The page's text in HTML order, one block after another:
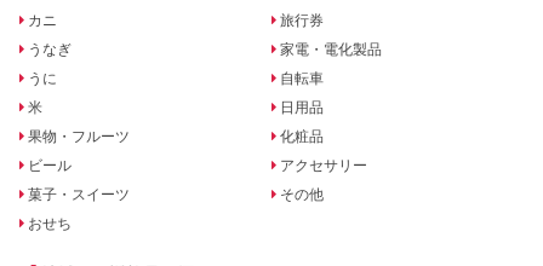
カニ
うなぎ
うに
米
果物・フルーツ
ビール
菓子・スイーツ
おせち
旅行券
家電・電化製品
自転車
日用品
化粧品
アクセサリー
その他